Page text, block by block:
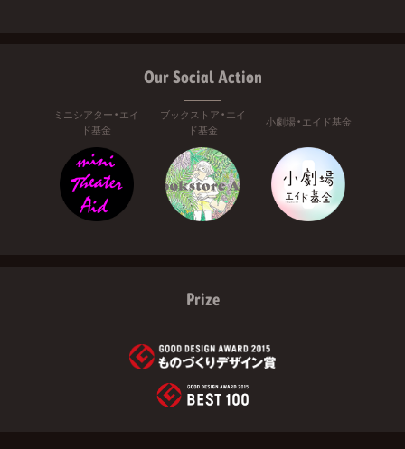
Our Social Action
ミニシアター・エイ
ド基金
ブックストア・エイ
ド基金
小劇場・エイド基金
Prize